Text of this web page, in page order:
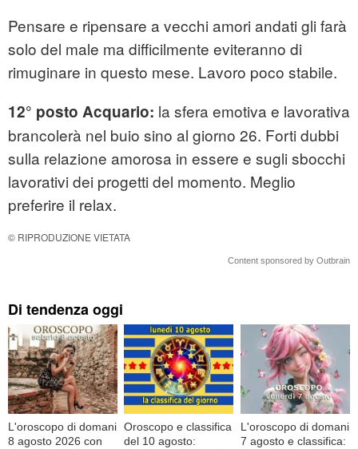
Pensare e ripensare a vecchi amori andati gli farà
solo del male ma difficilmente eviteranno di
rimuginare in questo mese. Lavoro poco stabile.
12° posto Acquario: la sfera emotiva e lavorativa
brancolerà nel buio sino al giorno 26. Forti dubbi
sulla relazione amorosa in essere e sugli sbocchi
lavorativi dei progetti del momento. Meglio
preferire il relax.
© RIPRODUZIONE VIETATA
Content sponsored by Outbrain
Di tendenza oggi
L'oroscopo di domani
8 agosto 2026 con
Oroscopo e classifica
del 10 agosto:
L'oroscopo di domani
7 agosto e classifica: